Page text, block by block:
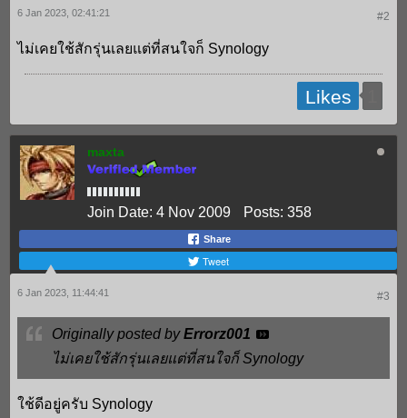
#2
6 Jan 2023, 02:41:21
ไม่เคยใช้สักรุ่นเลยแต่ที่สนใจก็ Synology
Likes
maxta
Join Date: 4 Nov 2009 Posts: 358
Share
Tweet
#3
6 Jan 2023, 11:44:41
Originally posted byErrorz001
ไม่เคยใช้สักรุ่นเลยแต่ที่สนใจก็ Synology
ใช้ดีอยู่ครับ Synology